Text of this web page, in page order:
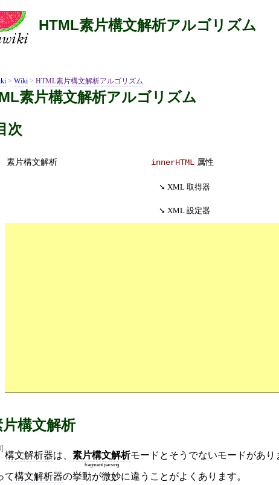
HTML素片構文解析アルゴリズム
> Wiki > HTML素片構文解析アルゴリズム
素片構文解析アルゴリズム
次
素片構文解析 innerHTML 属性
XML 取得器
XML 設定器
構文解析
構文解析器は、 素片構文解析
fragment parsing
モードとそうでないモードがあり
て構文解析器の挙動が微妙に違うことがよくあります。